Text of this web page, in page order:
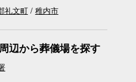
礼文町 稚内市
辺から葬儀場を探す